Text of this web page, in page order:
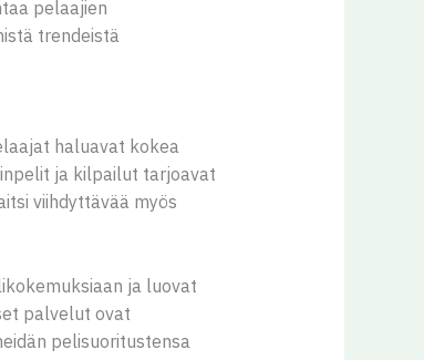
pelaajien
trendeistä
haluavat kokea
ja kilpailut tarjoavat
viihdyttävää myös
ja luovat
palvelut ovat
pelisuoritustensa